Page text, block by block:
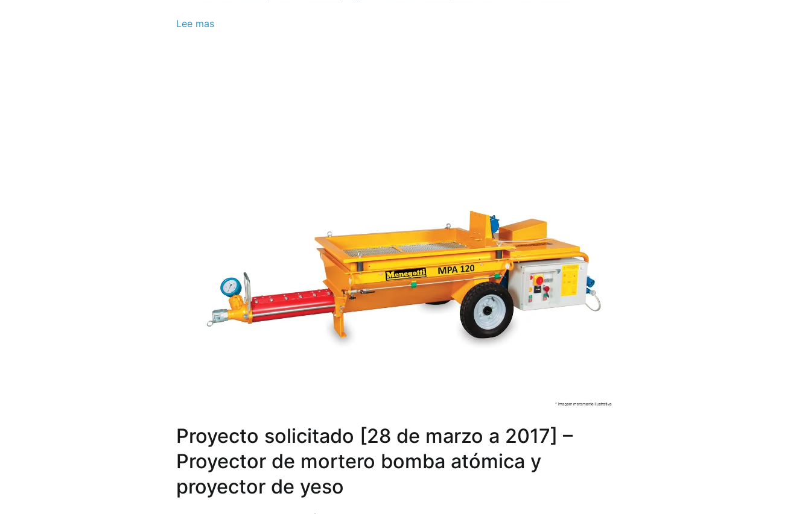
Lee mas
Proyecto solicitado [28 de marzo a 2017] –
Proyector de mortero bomba atómica y
proyector de yeso